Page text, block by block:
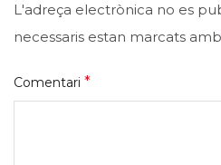
L'adreça electrònica no es
necessaris estan marcats amb
Comentari *